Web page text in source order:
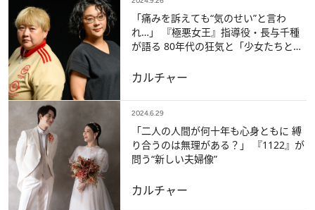
「痛みを訴えても“気のせい”と言わ
れ…」 『極悪女王』指導役・長与千種
が語る 80年代の狂気と「少女たちとの
カルチャー
2024.6.29
「二人の人間が何十年も心身ともに 縛
り合うのは無理がある？」 『1122』が
問う“新しい夫婦像”
カルチャー